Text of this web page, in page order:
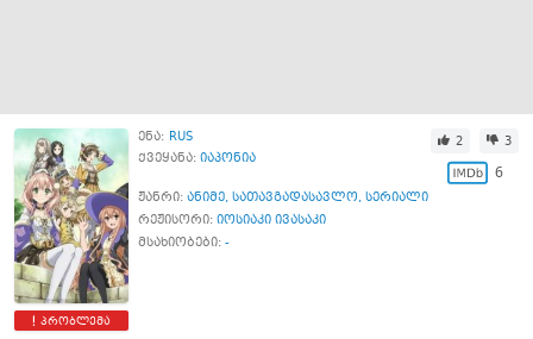
პრობლემა
ენა: RUS
ქვეყანა: იაპონია
2 3
6
ჟანრი: ანიმე, სათავგადასავლო, სერიალი
რეჟისორი: იოსიაკი ივასაკი
მსახიობები: -